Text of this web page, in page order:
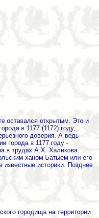
оставался открытым. Это и
в 1177 (1172) году,
доверия. А ведь
города в 1177 году -
в трудах А.Х. Халикова.
ханом Батыем или его
историки. Позднее
городища на территории